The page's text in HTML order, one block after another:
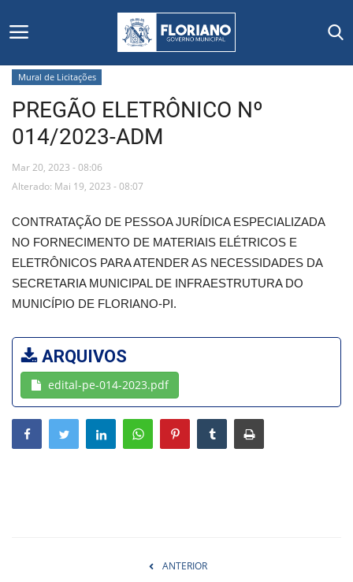
Início
Editais
Floriano
Secretarias e Órgãos
Mural de Licitações
Notícias
Vídeos
Webmail
Contato
Mural de Licitações
PREGÃO ELETRÔNICO Nº
014/2023-ADM
Mar 20, 2023 - 08:06
Alterado: Mai 19, 2023 - 08:07
CONTRATAÇÃO DE PESSOA JURÍDICA ESPECIALIZADA
NO FORNECIMENTO DE MATERIAIS ELÉTRICOS E
ELETRÔNICOS PARA ATENDER AS NECESSIDADES DA
SECRETARIA MUNICIPAL DE INFRAESTRUTURA DO
MUNICÍPIO DE FLORIANO-PI.
ARQUIVOS
edital-pe-014-2023.pdf
ANTERIOR